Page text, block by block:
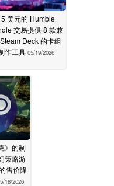
美元的 Humble
交易提供 8 款兼
Deck 的卡组
作工具 05/19/2026
》的制
策略游
售价降
18/2026